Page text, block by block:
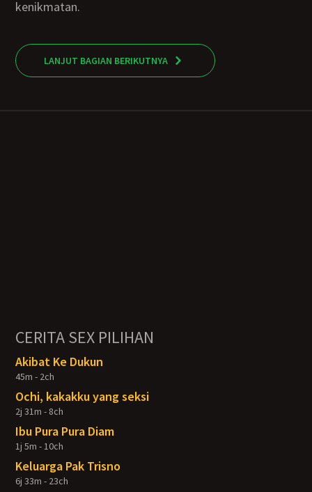
kenikmatan.
LANJUT BAGIAN BERIKUTNYA
CERITA SEX PILIHAN
Akibat Ke Dukun
45m - 2ch
Ochi, kakakku yang seksi
2j 31m - 8ch
Ibu Pura Pura Diam
1j 5m - 10ch
Keluarga Pak Trisno
6j 33m - 23ch